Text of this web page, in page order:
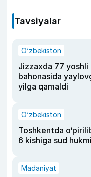
Tavsiyalar
O‘zbekiston
Jizzaxda 77 yoshli
bahonasida
yilga qamaldi
O‘zbekiston
Toshkentda
6 kishiga sud
Madaniyat